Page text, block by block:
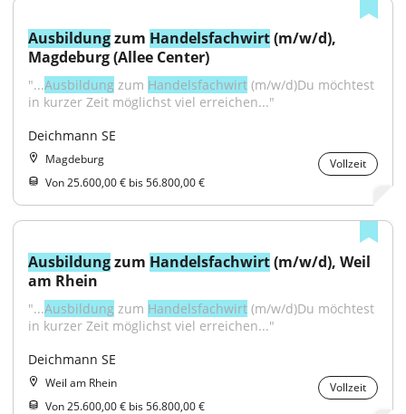
Ausbildung zum Handelsfachwirt (m/w/d),
Magdeburg (Allee Center)
"...Ausbildung zum Handelsfachwirt (m/w/d)Du möchtest
in kurzer Zeit möglichst viel erreichen..."
Deichmann SE
Magdeburg
Vollzeit
Von 25.600,00 € bis 56.800,00 €
Ausbildung zum Handelsfachwirt (m/w/d), Weil
am Rhein
"...Ausbildung zum Handelsfachwirt (m/w/d)Du möchtest
in kurzer Zeit möglichst viel erreichen..."
Deichmann SE
Weil am Rhein
Vollzeit
Von 25.600,00 € bis 56.800,00 €